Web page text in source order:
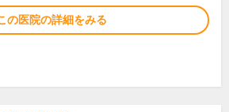
の医院の詳細をみる